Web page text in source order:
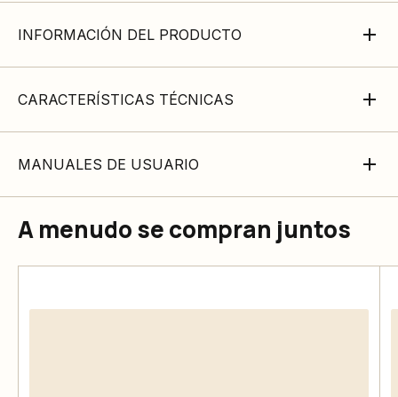
INFORMACIÓN DEL PRODUCTO
CARACTERÍSTICAS TÉCNICAS
MANUALES DE USUARIO
A menudo se compran juntos